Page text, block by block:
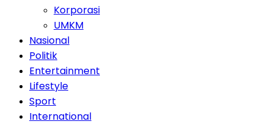
Korporasi
UMKM
Nasional
Politik
Entertainment
Lifestyle
Sport
International